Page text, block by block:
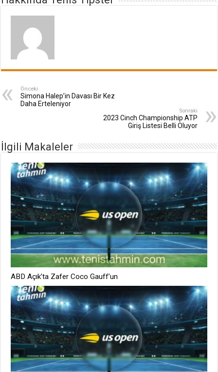
Önceki
Simona Halep’in Davası Bir Kez
Daha Erteleniyor
Sonraki
2023 Cinch Championship ATP
Giriş Listesi Belli Oluyor
İlgili Makaleler
ABD Açık’ta Zafer Coco Gauff’un